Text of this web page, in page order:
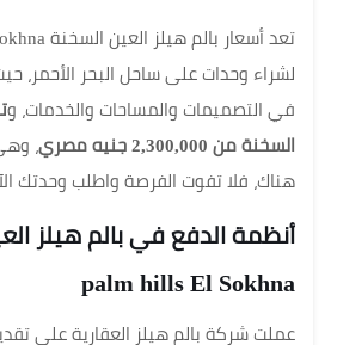
لشراء وحدات على ساحل البحر الأحمر،
في التصميمات والمساحات والخدمات، و
السخنة من 2,300,000 جنيه مصري
،
هناك، فلا تفوت الفرصة واطلب وحدتك
أنظمة الدفع في بالم هيلز
palm hills El Sokhna
عملت شركة بالم هيلز العقارية على